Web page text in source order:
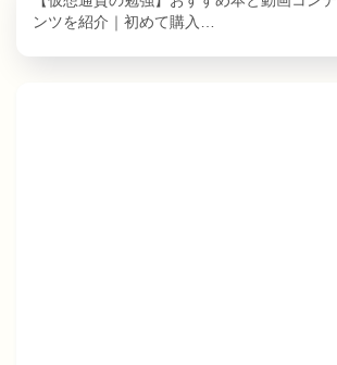
ンツを紹介｜初めて購入…